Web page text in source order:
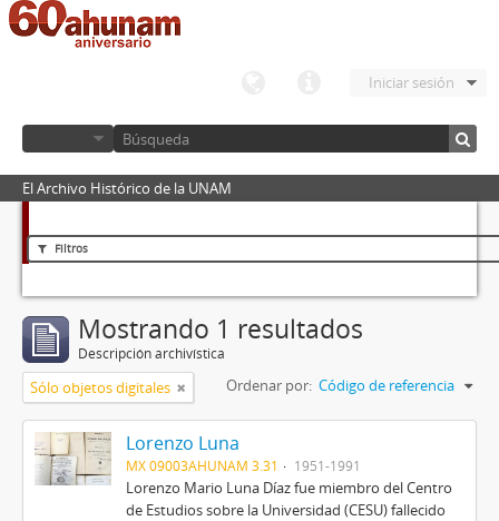
Iniciar sesión
El Archivo Histórico de la UNAM
Filtros
Mostrando 1 resultados
Descripción archivística
Sólo objetos digitales Ordenar por: Código de referencia
Lorenzo Luna
MX 09003AHUNAM 3.31 1951-1991
Lorenzo Mario Luna Díaz fue miembro del Centro
de Estudios sobre la Universidad (CESU) fallecido